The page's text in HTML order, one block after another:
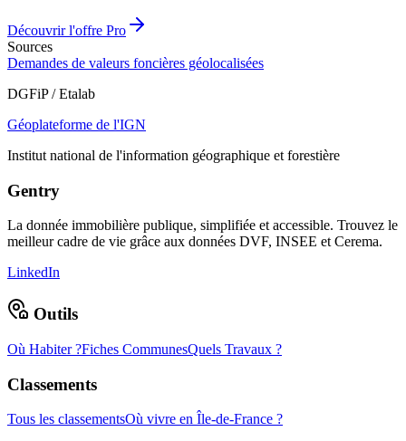
Découvrir l'offre Pro
Sources
Demandes de valeurs foncières géolocalisées
DGFiP / Etalab
Géoplateforme de l'IGN
Institut national de l'information géographique et forestière
Gentry
La donnée immobilière publique, simplifiée et accessible. Trouvez le
meilleur cadre de vie grâce aux données DVF, INSEE et Cerema.
LinkedIn
Outils
Où Habiter ?Fiches CommunesQuels Travaux ?
Classements
Tous les classementsOù vivre en Île-de-France ?